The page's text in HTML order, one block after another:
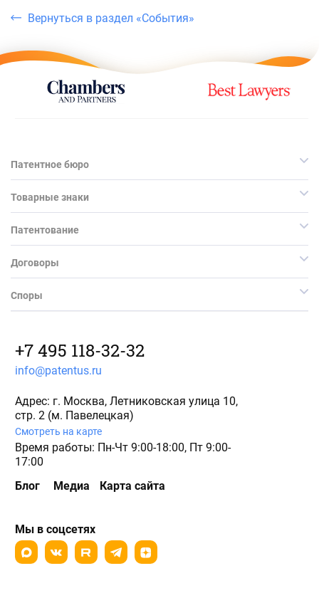
Вернуться в раздел «События»
Патентное бюро
Товарные знаки
Патентование
Договоры
Споры
+7 495 118-32-32
info@patentus.ru
Адрес: г. Москва, Летниковская улица 10,
стр. 2 (м. Павелецкая)
Смотреть на карте
Время работы: Пн-Чт 9:00-18:00, Пт 9:00-
17:00
Блог
Медиа Карта сайта
Мы в соцсетях